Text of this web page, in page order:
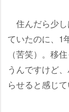
住んだら少し
ていたのに、1
（苦笑）。移
うんですけど
らせると感じて